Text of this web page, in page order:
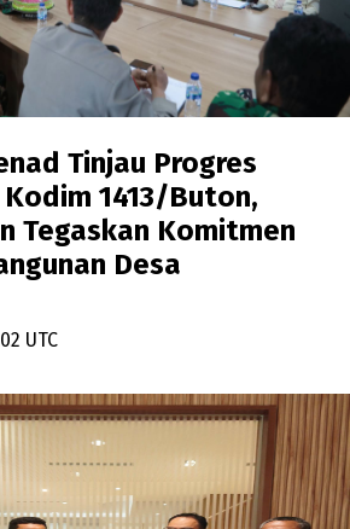
Tinjau Progres
Kodim 1413/Buton,
Tegaskan Komitmen
Desa
UTC